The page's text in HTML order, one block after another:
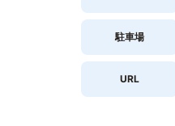
駐車場
URL